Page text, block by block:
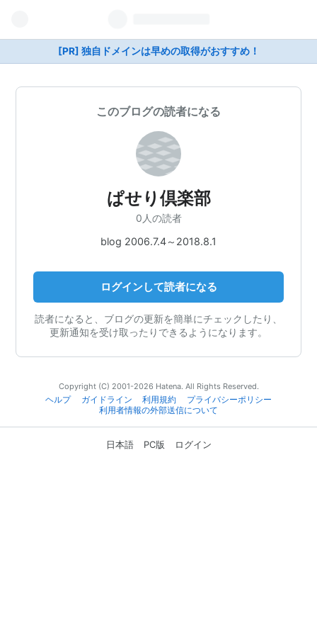
[PR] 独自ドメインは早めの取得がおすすめ！
このブログの読者になる
ぱせり倶楽部
0人の読者
blog 2006.7.4～2018.8.1
ログインして読者になる
読者になると、ブログの更新を簡単にチェックしたり、
更新通知を受け取ったりできるようになります。
Copyright (C) 2001-2026 Hatena. All Rights Reserved.
ヘルプ
ガイドライン 利用規約
プライバシーポリシー
利用者情報の外部送信について
日本語 PC版 ログイン